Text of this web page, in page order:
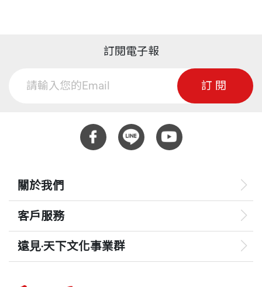
訂閱電子報
訂閱
關於我們
客戶服務
遠見‧天下文化事業群